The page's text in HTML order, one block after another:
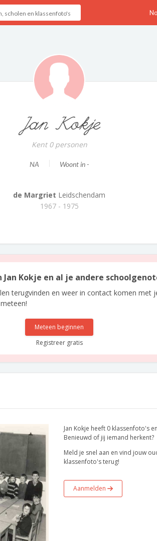
Jan Kokje
Kent 0 personen
NA Woont in -
de Margriet Leidschendam
1967 - 1975
Kokje en al je andere
terugvinden en weer in contact komen met
Meteen beginnen
Registreer gratis
Jan Kokje heeft 0 klassenfoto's
Benieuwd of jij iemand herkent?
Meld je snel aan en vind jouw
klassenfoto's terug!
Aanmelden